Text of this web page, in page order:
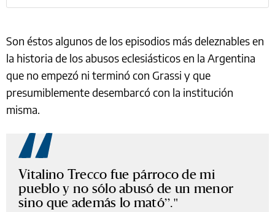
Son éstos algunos de los episodios más deleznables en
la historia de los abusos eclesiásticos en la Argentina
que no empezó ni terminó con Grassi y que
presumiblemente desembarcó con la institución
misma.
Vitalino Trecco fue párroco de mi
pueblo y no sólo abusó de un menor
sino que además lo mató”.